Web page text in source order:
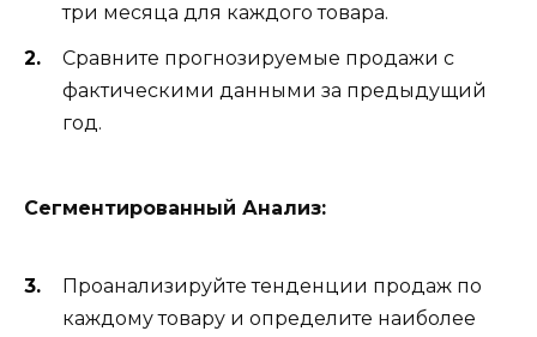
три месяца для каждого товара.
Сравните прогнозируемые продажи с
фактическими данными за предыдущий
год.
Сегментированный Анализ:
Проанализируйте тенденции продаж по
каждому товару и определите наиболее